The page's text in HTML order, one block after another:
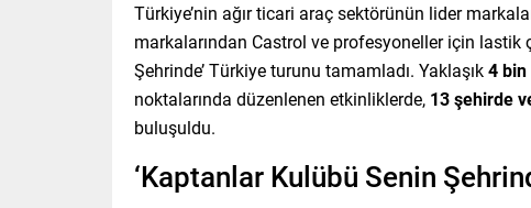
Türkiye’nin ağır ticari araç sektörünün lider
markalarından Castrol ve profesyoneller için
Şehrinde’ Türkiye turunu tamamladı. Yaklaşık4
noktalarında düzenlenen etkinliklerde, 13 şehirde
buluşuldu.
‘Kaptanlar Kulübü Senin